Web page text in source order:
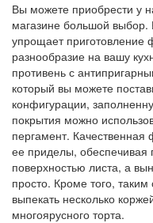
Вы можете приобрести у
магазине большой
упрощает приготовление
разнообразие на вашу
противень с
который вы можете
конфигурации,
покрытия можно
пергамент. Качественная
ее приделы, обеспечивая
поверхностью листа, а
просто. Кроме того,
выпекать несколько
многоярусного торта.